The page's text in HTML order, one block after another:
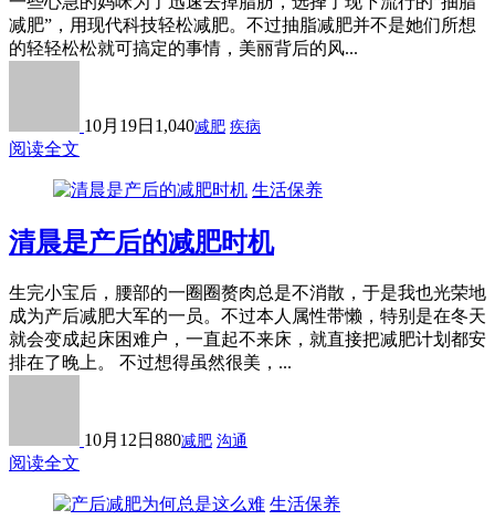
减肥”，用现代科技轻松减肥。不过抽脂减肥并不是她们所想
的轻轻松松就可搞定的事情，美丽背后的风...
10月19日 1,040减肥 疾病
阅读全文
生活保养
清晨是产后的减肥时机
生完小宝后，腰部的一圈圈赘肉总是不消散，于是我也光荣地
成为产后减肥大军的一员。不过本人属性带懒，特别是在冬天
就会变成起床困难户，一直起不来床，就直接把减肥计划都安
排在了晚上。 不过想得虽然很美，...
10月12日 880减肥 沟通
阅读全文
生活保养